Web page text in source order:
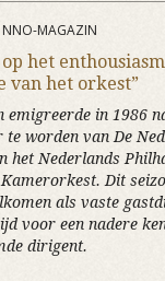
NNO-MAGAZIN
het
van het orkest”
emigreerde in 1986
worden van De
het Nederlands
Dit
als vaste
voor een nadere
dirigent.